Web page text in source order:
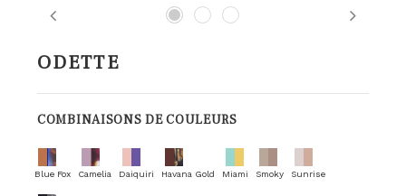
Previous Next
ODETTE
COMBINAISONS DE COULEURS
Blue Fox Camelia Daiquiri Havana Gold Miami Smoky Sunrise